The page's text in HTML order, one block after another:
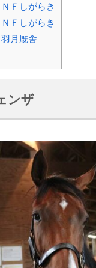
Ｆしがらき
Ｆしがらき
月厩舎
ンザ